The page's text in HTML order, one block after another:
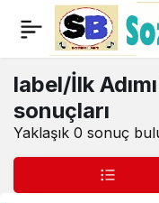
label/İlk
sonuçları
Yaklaşık 0 sonuç